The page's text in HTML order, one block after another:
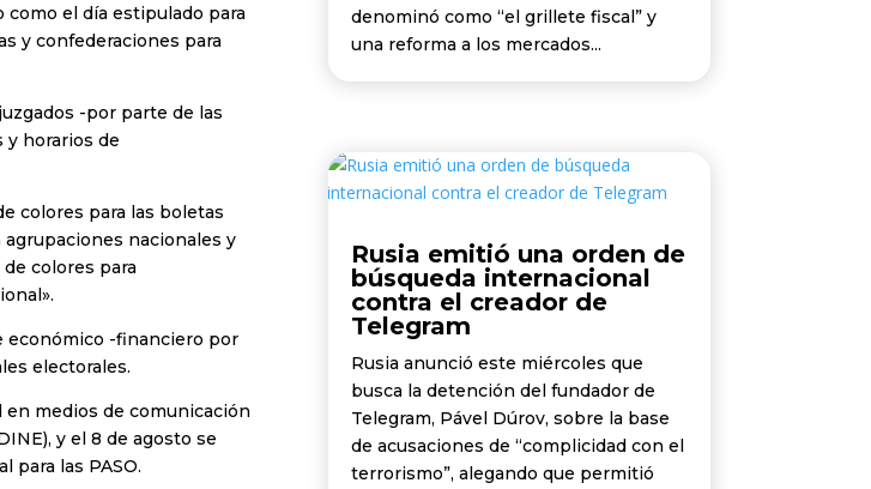
como el día estipulado para
y confederaciones para
-por parte de las
y horarios de
colores para las boletas
agrupaciones nacionales y
colores para
económico -financiero por
electorales.
en medios de comunicación
y el 8 de agosto se
para las PASO.
denominó como “el grillete fiscal” y
una reforma a los mercados...
Rusia emitió una orden de
búsqueda internacional
contra el creador de
Telegram
Rusia anunció este miércoles que
busca la detención del fundador de
Telegram, Pável Dúrov, sobre la base
de acusaciones de “complicidad con el
terrorismo”, alegando que permitió